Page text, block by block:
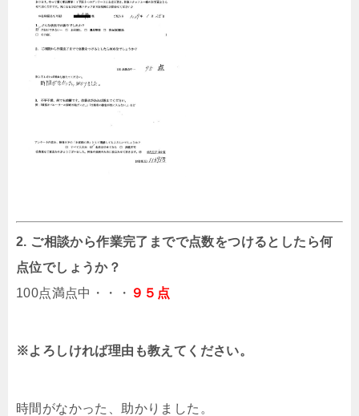
2. ご相談から作業完了までで点数をつけるとしたら何
点位でしょうか？
100点満点中・・・ ９５点
※よろしければ理由も教えてください。
時間がなかった、助かりました。